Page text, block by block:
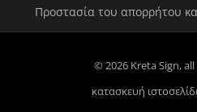
Προστασία του απορρήτου
© 2026 Kreta Sign,
κατασκευή